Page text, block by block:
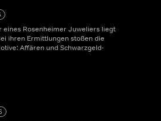
Rosenheimer Juweliers liegt
ihren Ermittlungen stoßen die
Affären und Schwarzgeld-